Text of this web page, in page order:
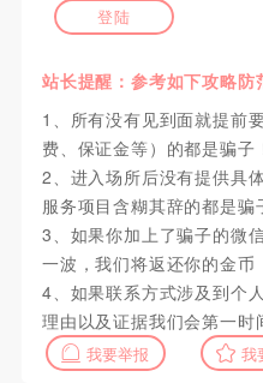
登陆
站长提醒：参考如下攻略防
1、所有没有见到面就提前
费、保证金等）的都是骗子
2、进入场所后没有提供具
服务项目含糊其辞的都是骗
3、如果你加上了骗子的微
一波，我们将返还你的金币
4、如果联系方式涉及到个
理由以及证据我们会第一时
我要举报 我